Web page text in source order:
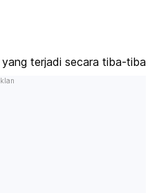
terjadi secara tiba-tiba